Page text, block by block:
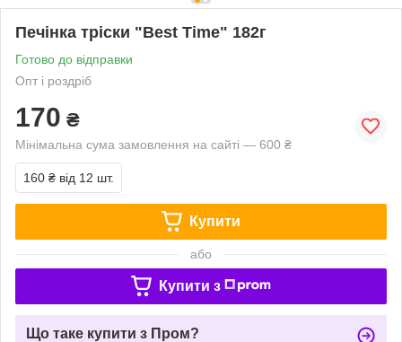
Печінка тріски "Best Time" 182г
Готово до відправки
Опт і роздріб
170 ₴
Мінімальна сума замовлення на сайті — 600 ₴
160 ₴ від 12 шт.
Купити
або
Купити з
Що таке купити з Пром?